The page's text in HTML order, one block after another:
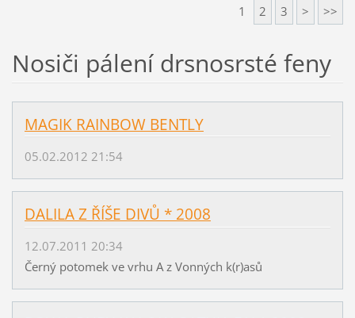
1 2 3 > >>
Nosiči pálení drsnosrsté feny
MAGIK RAINBOW BENTLY
05.02.2012 21:54
DALILA Z ŘÍŠE DIVŮ * 2008
12.07.2011 20:34
Černý potomek ve vrhu A z Vonných k(r)asů